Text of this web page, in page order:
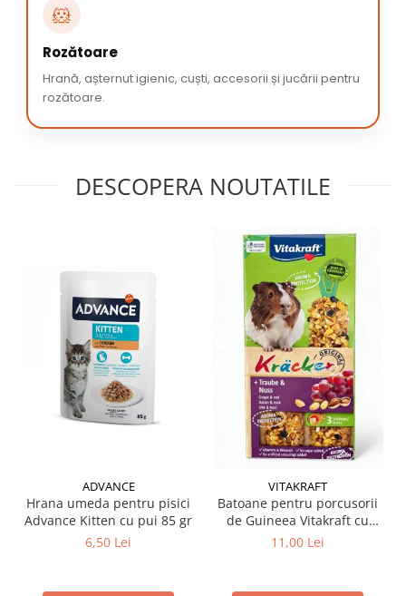
🐹
Rozătoare
Hrană, așternut igienic, cuști, accesorii și jucării pentru
rozătoare.
DESCOPERA NOUTATILE
ADVANCE
Hrana umeda pentru pisici
Advance Kitten cu pui 85 gr
6,50 Lei
VITAKRAFT
Batoane pentru porcusorii
de Guineea Vitakraft cu
struguri & nuci 2 buc
11,00 Lei